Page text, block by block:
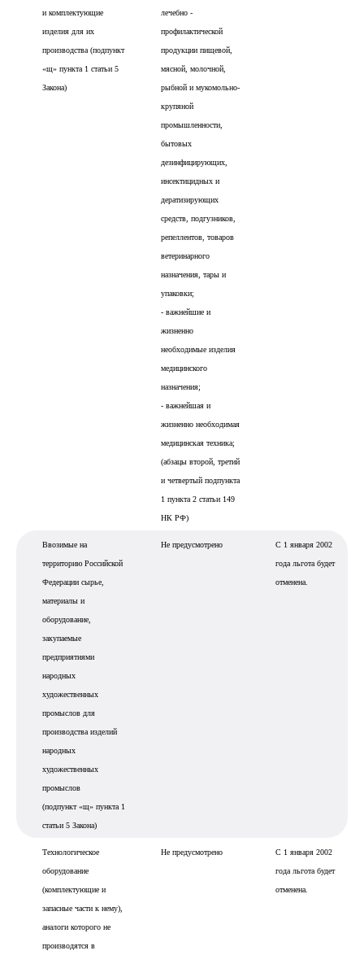
и комплектующие
изделия для их
производства (подпункт
«щ» пункта 1 статьи 5
Закона)
лечебно -
профилактической
продукции пищевой,
мясной, молочной,
рыбной и мукомольно-
крупяной
промышленности,
бытовых
дезинфицирующих,
инсектицидных и
дератизирующих
средств, подгузников,
репеллентов, товаров
ветеринарного
назначения, тары и
упаковки;
- важнейшие и
жизненно
необходимые изделия
медицинского
назначения;
- важнейшая и
жизненно необходимая
медицинская техника;
(абзацы второй, третий
и четвертый подпункта
1 пункта 2 статьи 149
НК РФ)
Ввозимые на
территорию Российской
Федерации сырье,
материалы и
оборудование,
закупаемые
предприятиями
народных
художественных
промыслов для
производства изделий
народных
художественных
промыслов
(подпункт «щ» пункта 1
статьи 5 Закона)
Не предусмотрено С 1 января 2002
года льгота будет
отменена.
Технологическое
оборудование
(комплектующие и
запасные части к нему),
аналоги которого не
производятся в
Не предусмотрено С 1 января 2002
года льгота будет
отменена.